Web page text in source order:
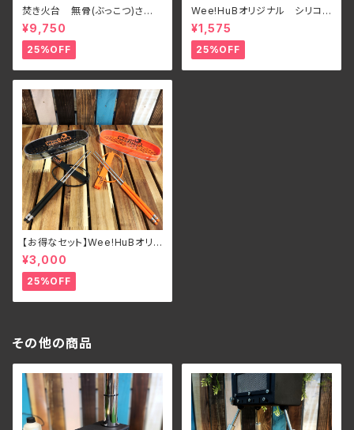
焚き火台 無骨(ぶっこつ)さ
ん フルセット
¥9,750
25%OFF
Wee!HuBオリジナル シリコン
ポーチ
¥1,575
25%OFF
【お得なセット】Wee!HuBオリ
ジナル 一体型ステンレス マイ
箸 MOTECO ケース付き
¥3,000
25%OFF
その他の商品